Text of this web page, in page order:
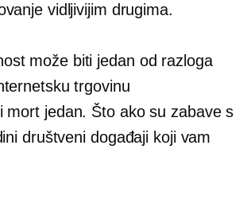
vidljivijim drugima.
može biti jedan od razloga
trgovinu
mort jedan. Što ako su zabave s
društveni događaji koji vam